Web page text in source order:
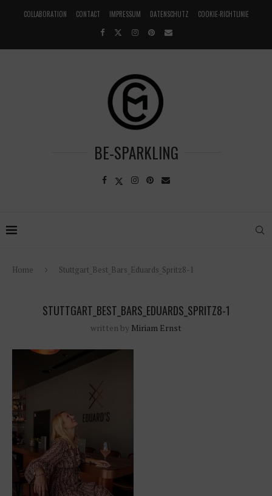
COLLABORATION CONTACT IMPRESSUM DATENSCHUTZ COOKIE-RICHTLINIE
BE-SPARKLING
Home Stuttgart_Best_Bars_Eduards_Spritz8-1
STUTTGART_BEST_BARS_EDUARDS_SPRITZ8-1
written by Miriam Ernst